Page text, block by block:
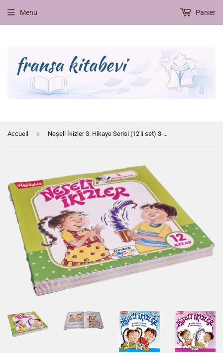
Menu Panier
Accueil › Neşeli İkizler 3. Hikaye Serisi (12'li set) 3-7 yaş için uygundur, CE2'ye kadar dil gelişimi için uygundur